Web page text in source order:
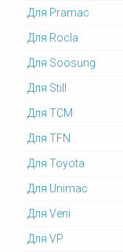
Для Pramac
Для Rocla
Для Soosung
Для Still
Для TCM
Для TFN
Для Toyota
Для Unimac
Для Veni
Для VP